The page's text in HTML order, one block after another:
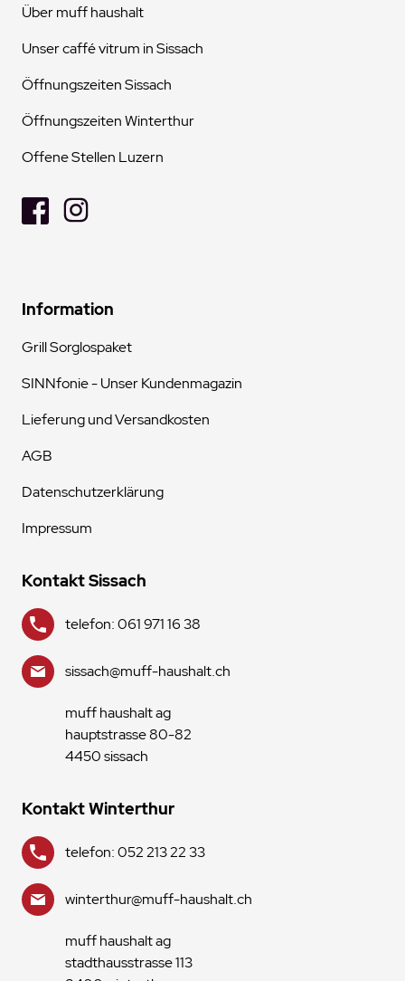
Über muff haushalt
Unser caffé vitrum in Sissach
Öffnungszeiten Sissach
Öffnungszeiten Winterthur
Offene Stellen Luzern
Information
Grill Sorglospaket
SINNfonie - Unser Kundenmagazin
Lieferung und Versandkosten
AGB
Datenschutzerklärung
Impressum
Kontakt Sissach
telefon: 061 971 16 38
sissach@muff-haushalt.ch
muff haushalt ag
hauptstrasse 80-82
4450 sissach
Kontakt Winterthur
telefon: 052 213 22 33
winterthur@muff-haushalt.ch
muff haushalt ag
stadthausstrasse 113